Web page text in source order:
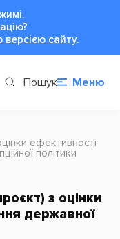
сайту.
Пошук Меню
ефективності
політики
з оцінки
державної